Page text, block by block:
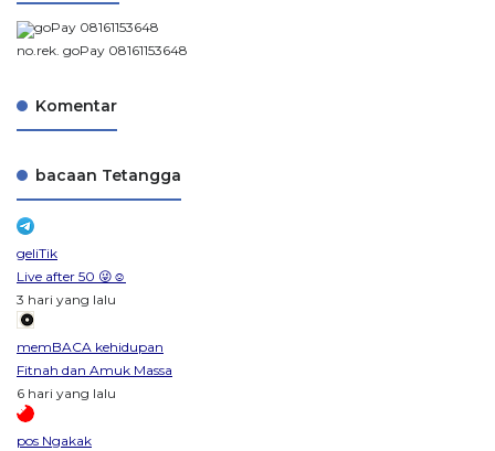
no.rek. goPay 08161153648
Komentar
bacaan Tetangga
geliTik
Live after 50 😜☺️
3 hari yang lalu
memBACA kehidupan
Fitnah dan Amuk Massa
6 hari yang lalu
pos Ngakak